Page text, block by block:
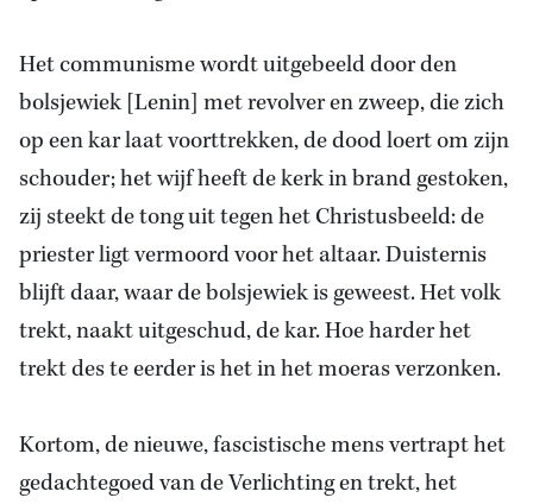
Het communisme wordt uitgebeeld door den
bolsjewiek [Lenin] met revolver en zweep, die zich
op een kar laat voorttrekken, de dood loert om zijn
schouder; het wijf heeft de kerk in brand gestoken,
zij steekt de tong uit tegen het Christusbeeld: de
priester ligt vermoord voor het altaar. Duisternis
blijft daar, waar de bolsjewiek is geweest. Het volk
trekt, naakt uitgeschud, de kar. Hoe harder het
trekt des te eerder is het in het moeras verzonken.
Kortom, de nieuwe, fascistische mens vertrapt het
gedachtegoed van de Verlichting en trekt, het